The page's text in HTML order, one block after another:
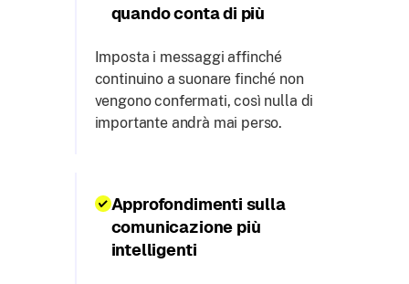
quando conta di più
Imposta i messaggi affinché
continuino a suonare finché non
vengono confermati, così nulla di
importante andrà mai perso.
Approfondimenti sulla
comunicazione più
intelligenti